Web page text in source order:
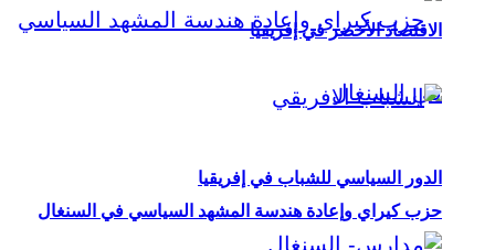
حزب كيراي وإعادة هندسة المشهد السياسي في السنغال
الاقتصاد الأخضر في إفريقيا
الدور السياسي للشباب في إفريقيا